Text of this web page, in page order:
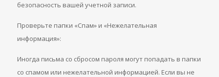
безопасность вашей учетной записи.
Проверьте папки «Спам» и «Нежелательная
информация»:
Иногда письма со сбросом пароля могут попадать в папки
со спамом или нежелательной информацией. Если вы не